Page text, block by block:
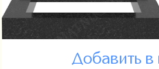
Добавить в